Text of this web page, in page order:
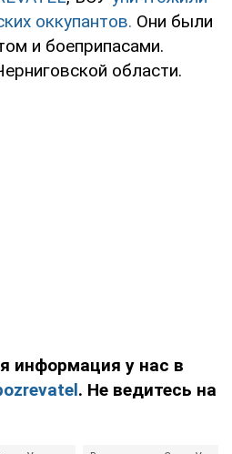
оккупантов. Они были
и боеприпасами.
области.
информация у нас в
. Не ведитесь на